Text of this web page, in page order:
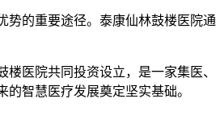
的重要途径。泰康仙林鼓楼医院
医院共同投资设立，是一家集医
智慧医疗发展奠定坚实基础。